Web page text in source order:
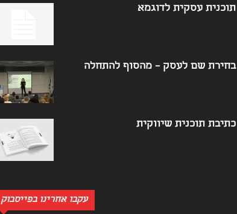
תוכנית עסקית לדוגמא
בחירת שם לעסק – מהסוף להתחלה
כתיבת תוכנית שיווקית
עקבו אחרינו בפייסבוק